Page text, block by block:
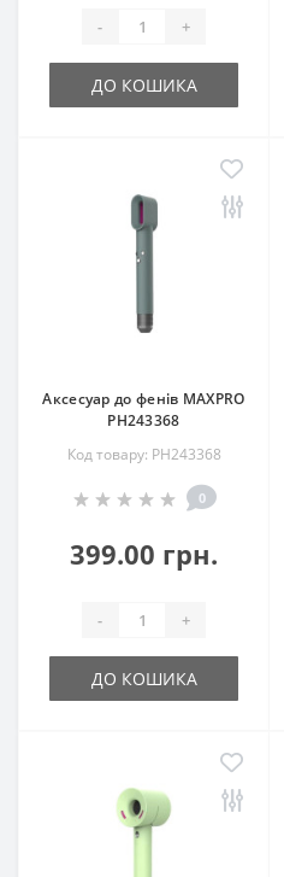
- +
ДО КОШИКА
Аксесуар до фенів MAXPRO
РН243368
Код товару: РН243368
0
399.00 грн.
- +
ДО КОШИКА